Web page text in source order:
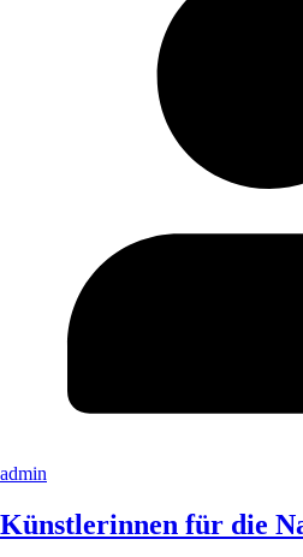
admin
Künstlerinnen für die